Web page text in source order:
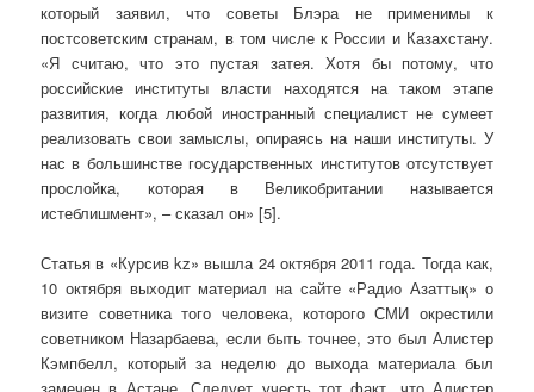
который заявил, что советы Блэра не применимы к
постсоветским странам, в том числе к России и Казахстану.
«Я считаю, что это пустая затея. Хотя бы потому, что
российские институты власти находятся на таком этапе
развития, когда любой иностранный специалист не сумеет
реализовать свои замыслы, опираясь на наши институты. У
нас в большинстве государственных институтов отсутствует
прослойка, которая в Великобритании называется
истеблишмент», – сказал он» [5].
Статья в «Курсив kz» вышла 24 октября 2011 года. Тогда как,
10 октября выходит материал на сайте «Радио Азаттық» о
визите советника того человека, которого СМИ окрестили
советником Назарбаева, если быть точнее, это был Алистер
Кэмпбелл, который за неделю до выхода материала был